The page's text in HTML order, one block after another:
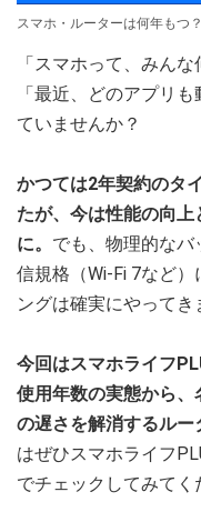
スマホ・ルーターは何年もつ
「スマホって、みん
「最近、どのアプリ
ていませんか？
かつては2年契約のタ
たが、今は性能の向
に。 でも、物理的なバ
信規格（Wi-Fi 7など
ングは確実にやってき
今回はスマホライフ
使用年数の実態から
の遅さを解消するルー
はぜひスマホライフ
でチェックしてみてく